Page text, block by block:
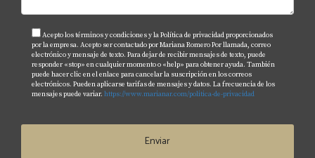
Acepto los términos y condiciones y la Política de privacidad proporcionados
por la empresa. Acepto ser contactado por Mariana Romero Por llamada, correo
electrónico y mensaje de texto. Para dejar de recibir mensajes de texto, puede
responder «stop» en cualquier momento o «help» para obtener ayuda. También
puede hacer clic en el enlace para cancelar la suscripción en los correos
electrónicos. Pueden aplicarse tarifas de mensajes y datos. La frecuencia de los
mensajes puede variar. https://www.marianar.com/politica-de-privacidad
Enviar